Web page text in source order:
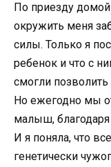
По приезду домой
окружить меня
силы. Только я
ребенок и что с
смогли позволить
Но ежегодно мы
малыш, благодаря
И я поняла, что
генетически